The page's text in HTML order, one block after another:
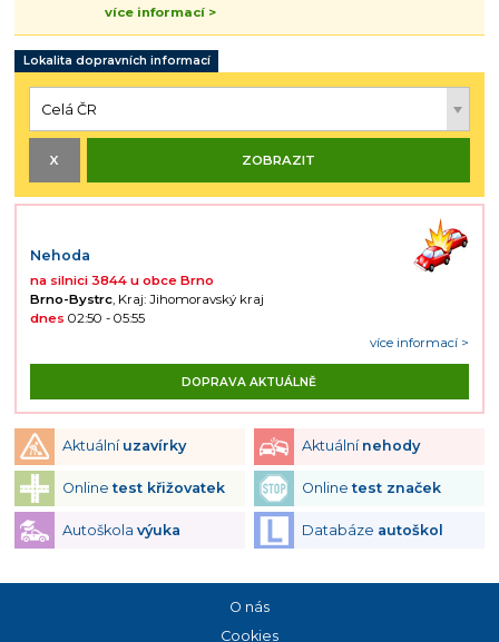
více informací >
Lokalita dopravních informací
Nehoda
na silnici 3844 u obce Brno
Brno-Bystrc, Kraj: Jihomoravský kraj
dnes 02:50 - 05:55
více informací >
DOPRAVA AKTUÁLNĚ
Aktuální uzavírky Aktuální nehody
Onlinetest křižovatek Onlinetest značek
Autoškola výuka Databáze autoškol
O nás
Cookies